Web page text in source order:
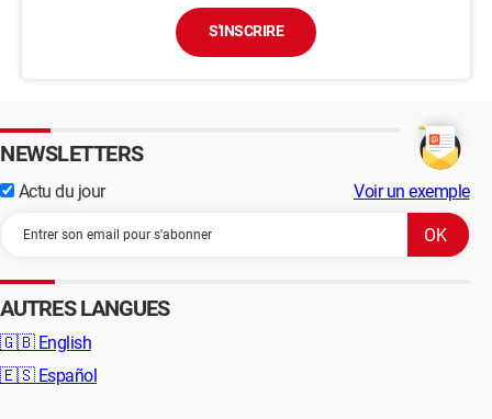
S'INSCRIRE
NEWSLETTERS
Actu du jour Voir un exemple
AUTRES LANGUES
🇬🇧 English
🇪🇸 Español